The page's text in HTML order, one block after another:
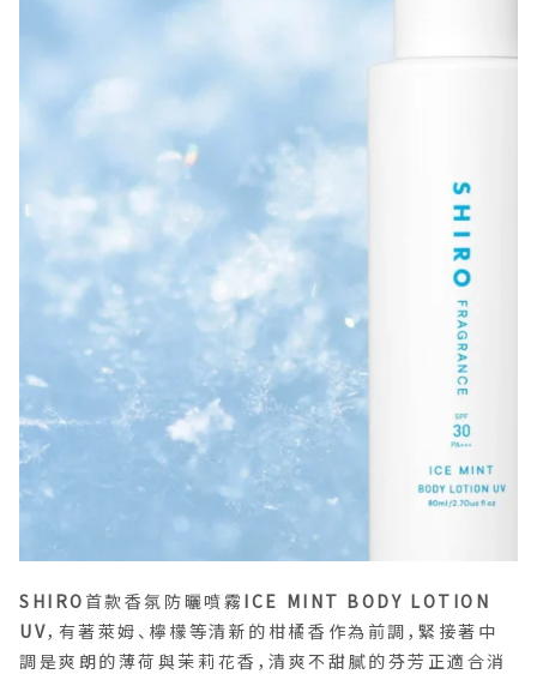
SHIRO 首款香氛防曬噴霧 ICE MINT BODY LOTION
UV，有著萊姆、檸檬等清新的柑橘香作為前調，緊接著中
調是爽朗的薄荷與茉莉花香，清爽不甜膩的芬芳正適合消